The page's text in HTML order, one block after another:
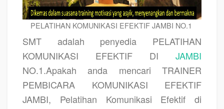
PELATIHAN KOMUNIKASI EFEKTIF JAMBI NO.1
SMT adalah penyedia PELATIHAN
KOMUNIKASI EFEKTIF DI JAMBI
NO.1.Apakah anda mencari TRAINER
PEMBICARA KOMUNIKASI EFEKTIF
JAMBI, Pelatihan Komunikasi Efektif di